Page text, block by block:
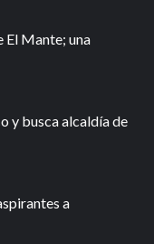
El Mante; una
y busca alcaldía de
a